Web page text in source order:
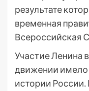
результате
временная
Всероссийская
Участие Ленина
движении имело
истории России.